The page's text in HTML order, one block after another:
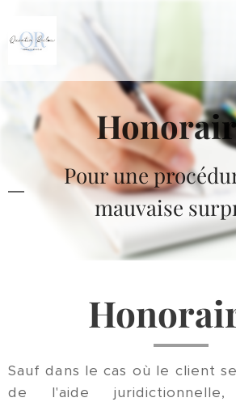
Pour une
mauvaise
Sauf dans le cas où le client
de l'aide